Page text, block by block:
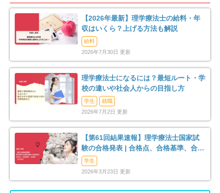
長生郡一宮町 1 長生郡睦沢町 2
長生郡長生村 3 長生郡白子町 2
長生郡長南町
夷隅郡大多喜町 3 安房郡鋸南町 1
【2026年最新】理学療法士の給料・年
収はいくら？上げる方法も解説
給料
2026年7月30日 更新
理学療法士になるには？最短ルート・学
校の違いや社会人からの目指し方
学生
就職
2026年7月2日 更新
【第61回結果速報】理学療法士国家試
験の合格発表 | 合格点、合格基準、合格
率（2026年）
学生
2026年3月23日 更新